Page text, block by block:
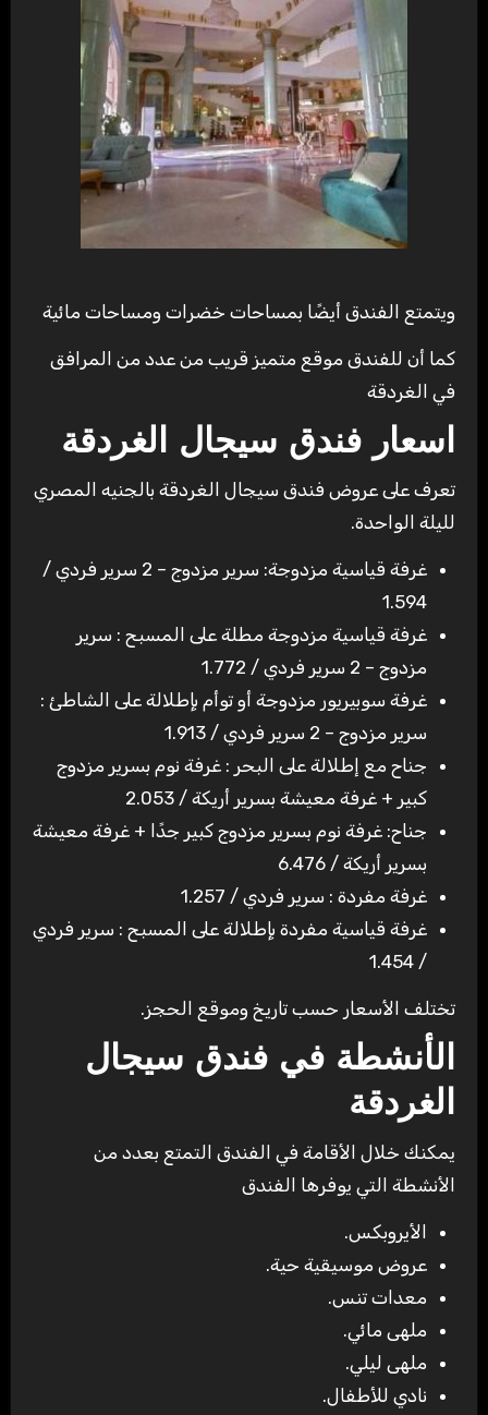
ويتمتع الفندق أيضًا بمساحات خضرات ومساحات مائية
كما أن للفندق موقع متميز قريب من عدد من المرافق
في الغردقة
اسعار فندق سيجال الغردقة
تعرف على عروض فندق سيجال الغردقة بالجنيه المصري
لليلة الواحدة.
غرفة قياسية مزدوجة: سرير مزدوج – 2 سرير فردي /
1.594
غرفة قياسية مزدوجة مطلة على المسبح : سرير
مزدوج – 2 سرير فردي / 1.772
غرفة سوبيريور مزدوجة أو توأم بإطلالة على الشاطئ :
سرير مزدوج – 2 سرير فردي / 1.913
جناح مع إطلالة على البحر : غرفة نوم بسرير مزدوج
كبير + غرفة معيشة بسرير أريكة / 2.053
جناح: غرفة نوم بسرير مزدوج كبير جدًا + غرفة معيشة
بسرير أريكة / 6.476
غرفة مفردة : سرير فردي / 1.257
غرفة قياسية مفردة بإطلالة على المسبح : سرير فردي
/ 1.454
تختلف الأسعار حسب تاريخ وموقع الحجز.
الأنشطة في فندق سيجال
الغردقة
يمكنك خلال الأقامة في الفندق التمتع بعدد من
الأنشطة التي يوفرها الفندق
الأيروبكس.
عروض موسيقية حية.
معدات تنس.
ملهى مائي.
ملهى ليلي.
نادي للأطفال.